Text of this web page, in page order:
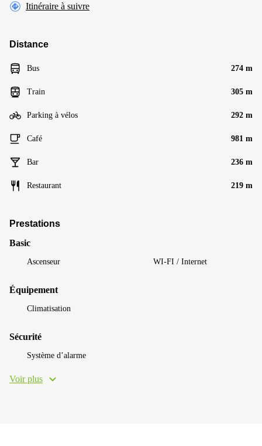
Itinéraire à suivre
Distance
Bus 274 m
Train 305 m
Parking à vélos 292 m
Café 981 m
Bar 236 m
Restaurant 219 m
Prestations
Basic
Ascenseur WI-FI / Internet
Équipement
Climatisation
Sécurité
Système d’alarme
Voir plus